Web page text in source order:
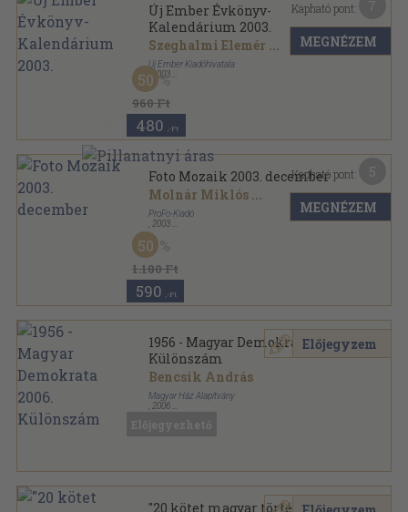
Új Ember Évkönyv-
Kalendárium 2003.
Szeghalmi Elemér ...
Új Ember Kiadóhivatala
, 2003
Ragasztott papírkötés
Új Ember Évkönyv sorozat
960 Ft
50
480 ,-Ft
Kapható pont:
MEGNÉZEM
Foto Mozaik 2003. december
Molnár Miklós ...
ProFo-Kiadó
2003
Ragasztott papírkötés
Foto Mozaik sorozat
1.180 Ft
50
590 ,-Ft
Kapható pont:
MEGNÉZEM
1956 - Magyar Demokrata 2006.
Különszám
Bencsik András
Magyar Ház Alapítvány
2006
Előjegyzem
"20 kötet magyar történelmi